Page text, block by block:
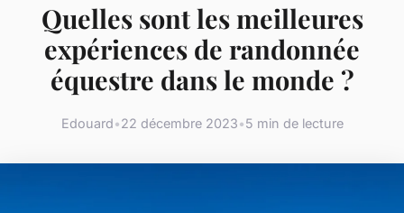
Quelles sont les meilleures
expériences de randonnée
équestre dans le monde ?
Edouard•22 décembre 2023•5 min de lecture